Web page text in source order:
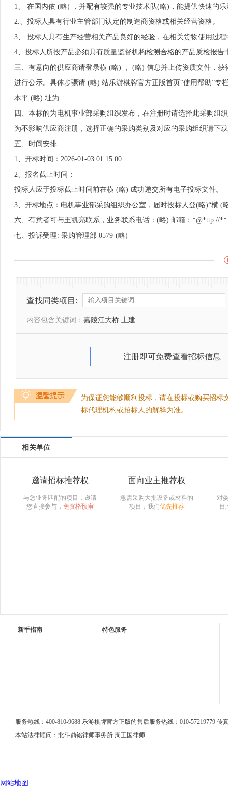
1、 在国内依 (略) ，并配有较强的专业技术队(略)，能提供快速的
2.、投标人具有行业主管部门认定的制造商资格或相关经营资格。
3、 投标人具有生产经营相关产品良好的经验，在相关货物使用过
4、投标人所投产品必须具有质量监督机构检测合格的产品质检报告
三、有意向的供应商请登录横 (略) ， (略) 信息并上传资质文件，
进行公示。具体步骤请 (略) 站乐游棋牌官方正版首页“使用帮助”专
本平 (略) 址为
四、本标的为电机事业部采购组织发布，在注册时请选择此采购组
为不影响供应商注册，选择正确的采购类别及对应的采购组织请下
五、时间安排
1、开标时间：2026-01-03 01:15:00
2、报名截止时间：
投标人应于投标截止时间前在横 (略) 成功递交所有电子投标文件。
3、开标地点：电机事业部采购组织办公室，届时投标人登(略)“横 (
六、有意者可与王凯亮联系，业务联系电话：(略) 邮箱：*@*ttp://
七、投诉受理: 采购管理部 0579-(略)
查找同类项目:
内容包含关键词： 嘉陵江大桥 土建
注册即可免费查看招标信息
为保证您能够顺利投标，请在投标或购买招
标代理机构或招标人的解释为准。
相关单位
邀请招标推荐权
与您业务匹配的项目，邀请
您直接参与， 免资格预审
面向业主推荐权
急需采购大批设备或材料的
项目，我们优先推荐
对
目
新手指南 特色服务
服务热线：400-810-9688 乐游棋牌官方正版的售后服务热线：010-57219779 传
本站法律顾问：北斗鼎铭律师事务所 周正国律师
网站地图